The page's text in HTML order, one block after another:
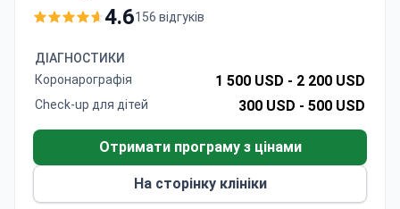
комфорту та якнайшвидшому одужанню
Спеціалізація клінік
кардіохірургія, ортопедія, урологія, гінекологія,
загальна та роботизована хірургія.
медичної мережі Memorial, у якій щорічно
проходять лікуванняпонад 1 600 000 пацієнтів.
4.6156 відгуків
ДІАГНОСТИКИ
Коронарографія
1 500 USD - 2 200 USD
Check-up для дітей 300 USD - 500 USD
Отримати програму з цінами
На сторінку клініки